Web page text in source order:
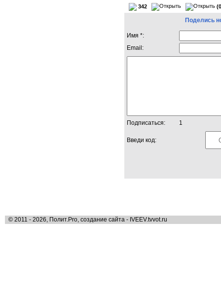
342
Поделись
Имя *:
Email:
Подписаться: 1
Введи код:
© 2011 - 2026, Полит.Pro, создание сайта - IVEEV.tvvot.ru